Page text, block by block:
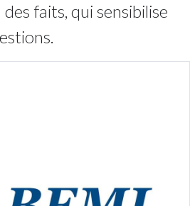
faits, qui sensibilise